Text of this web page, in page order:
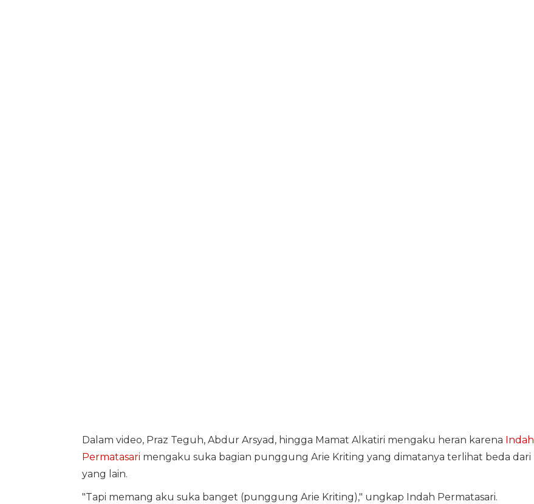
Dalam video, Praz Teguh, Abdur Arsyad, hingga Mamat Alkatiri mengaku heran karena Indah
Permatasari mengaku suka bagian punggung Arie Kriting yang dimatanya terlihat beda dari
yang lain.
"Tapi memang aku suka banget (punggung Arie Kriting)," ungkap Indah Permatasari.